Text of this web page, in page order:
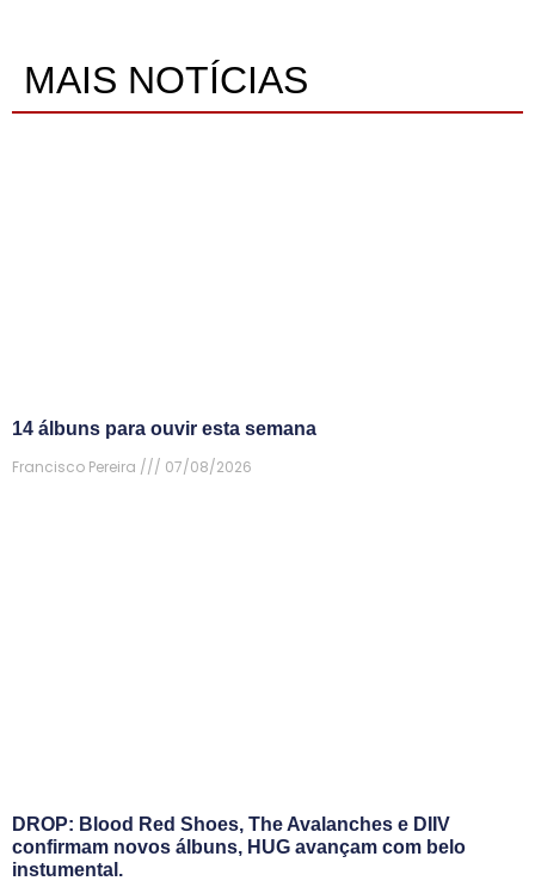
MAIS NOTÍCIAS
14 álbuns para ouvir esta semana
Francisco Pereira
07/08/2026
DROP: Blood Red Shoes, The Avalanches e DIIV
confirmam novos álbuns, HUG avançam com belo
instumental.